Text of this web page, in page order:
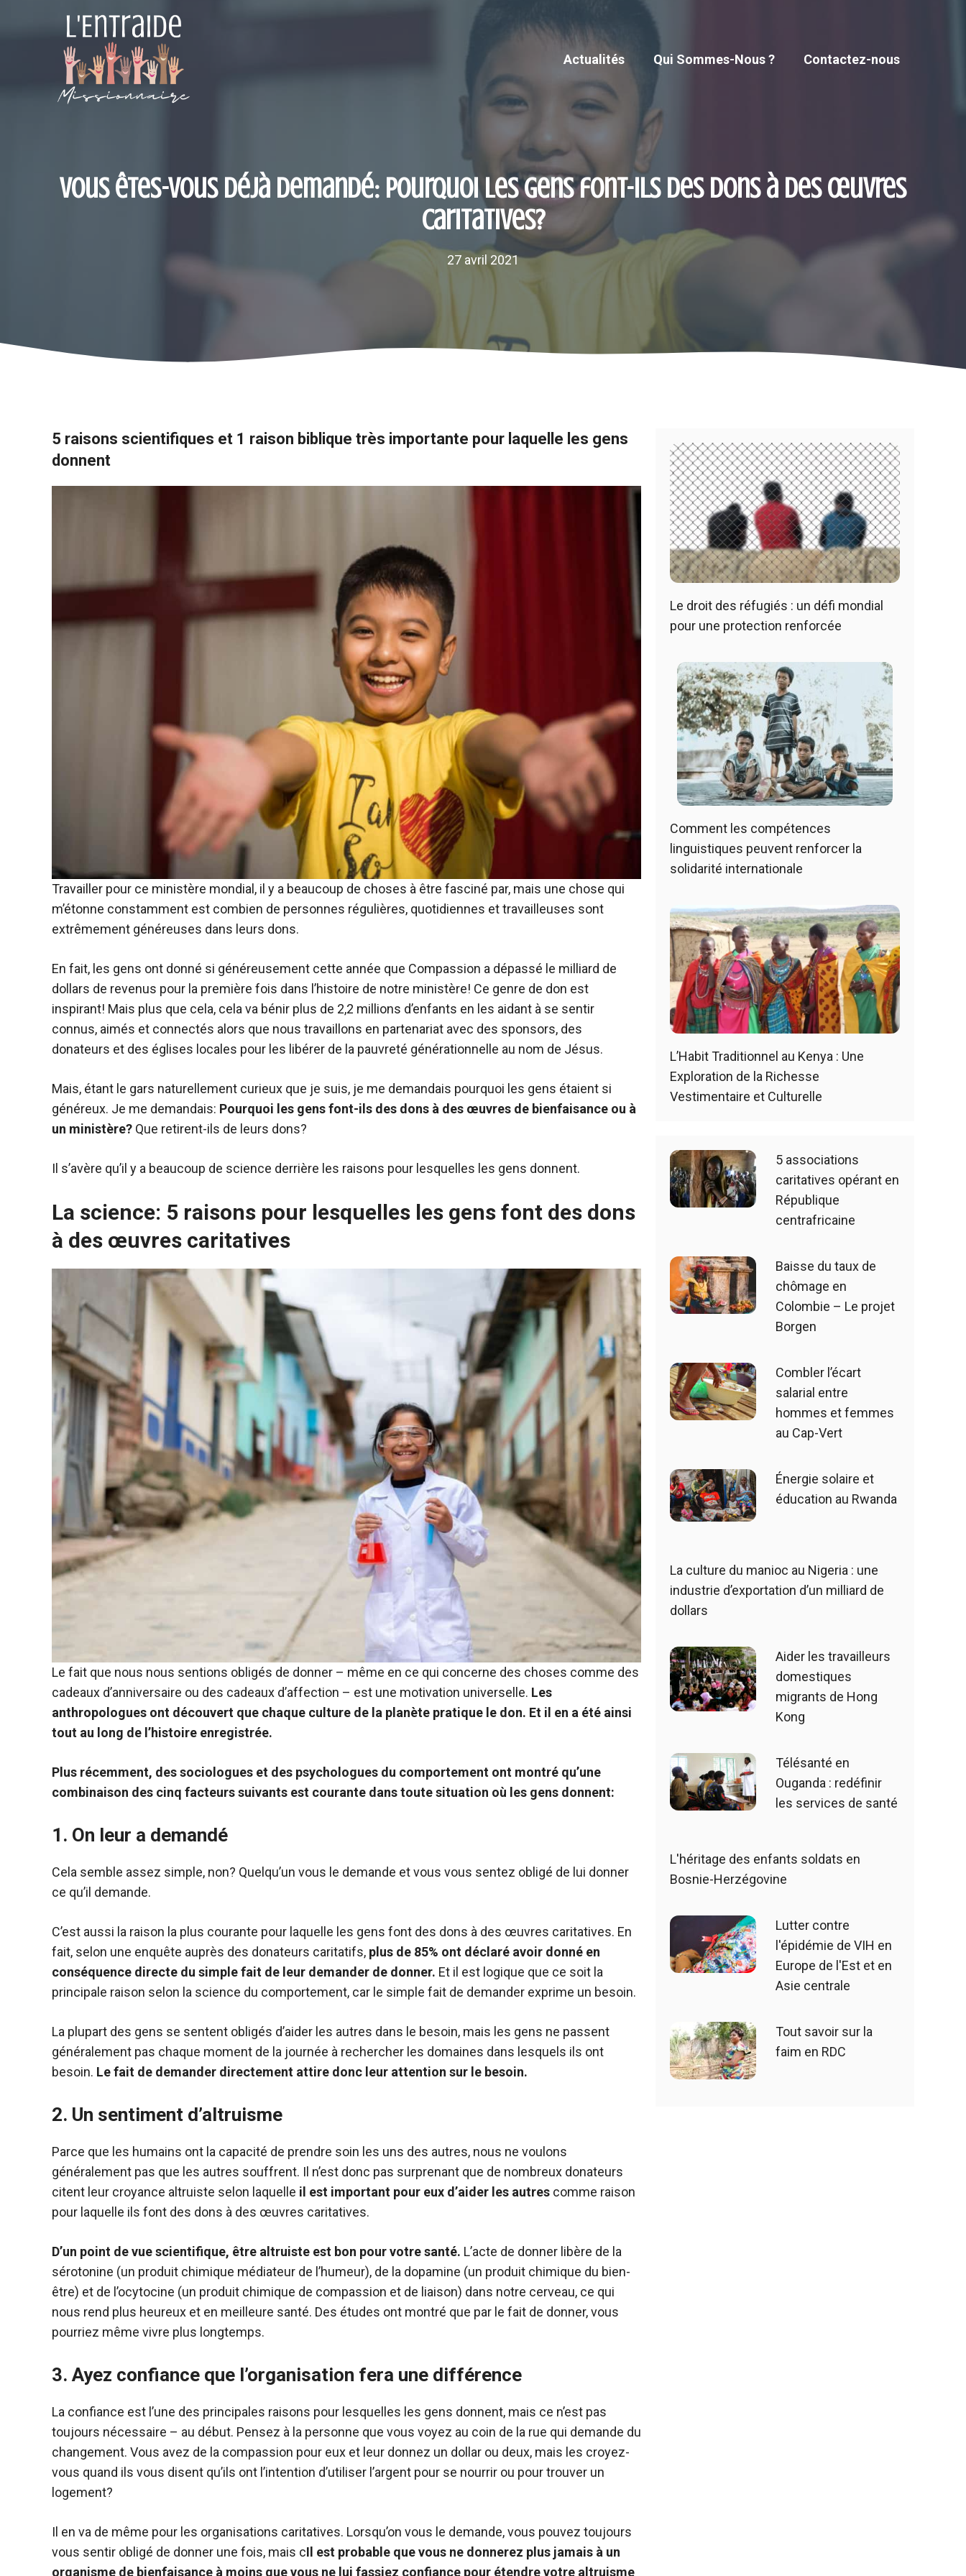
Actualités Qui Sommes-Nous ? Contactez-nous
Vous êtes-vous déjà demandé: pourquoi les gens font-ils des dons à des œuvres
caritatives?
27 avril 2021
5 raisons scientifiques et 1 raison biblique très importante pour laquelle les gens
donnent
Travailler pour ce ministère mondial, il y a beaucoup de choses à être fasciné par, mais une chose qui
m’étonne constamment est combien de personnes régulières, quotidiennes et travailleuses sont
extrêmement généreuses dans leurs dons.
En fait, les gens ont donné si généreusement cette année que Compassion a dépassé le milliard de
dollars de revenus pour la première fois dans l’histoire de notre ministère! Ce genre de don est
inspirant! Mais plus que cela, cela va bénir plus de 2,2 millions d’enfants en les aidant à se sentir
connus, aimés et connectés alors que nous travaillons en partenariat avec des sponsors, des
donateurs et des églises locales pour les libérer de la pauvreté générationnelle au nom de Jésus.
Mais, étant le gars naturellement curieux que je suis, je me demandais pourquoi les gens étaient si
généreux. Je me demandais: Pourquoi les gens font-ils des dons à des œuvres de bienfaisance ou à
un ministère? Que retirent-ils de leurs dons?
Il s’avère qu’il y a beaucoup de science derrière les raisons pour lesquelles les gens donnent.
La science: 5 raisons pour lesquelles les gens font des dons
à des œuvres caritatives
Le fait que nous nous sentions obligés de donner – même en ce qui concerne des choses comme des
cadeaux d’anniversaire ou des cadeaux d’affection – est une motivation universelle. Les
anthropologues ont découvert que chaque culture de la planète pratique le don. Et il en a été ainsi
tout au long de l’histoire enregistrée.
Plus récemment, des sociologues et des psychologues du comportement ont montré qu’une
combinaison des cinq facteurs suivants est courante dans toute situation où les gens donnent:
1. On leur a demandé
Cela semble assez simple, non? Quelqu’un vous le demande et vous vous sentez obligé de lui donner
ce qu’il demande.
C’est aussi la raison la plus courante pour laquelle les gens font des dons à des œuvres caritatives. En
fait, selon une enquête auprès des donateurs caritatifs, plus de 85% ont déclaré avoir donné en
conséquence directe du simple fait de leur demander de donner. Et il est logique que ce soit la
principale raison selon la science du comportement, car le simple fait de demander exprime un besoin.
La plupart des gens se sentent obligés d’aider les autres dans le besoin, mais les gens ne passent
généralement pas chaque moment de la journée à rechercher les domaines dans lesquels ils ont
besoin. Le fait de demander directement attire donc leur attention sur le besoin.
2. Un sentiment d’altruisme
Parce que les humains ont la capacité de prendre soin les uns des autres, nous ne voulons
généralement pas que les autres souffrent. Il n’est donc pas surprenant que de nombreux donateurs
citent leur croyance altruiste selon laquelle il est important pour eux d’aider les autres comme raison
pour laquelle ils font des dons à des œuvres caritatives.
D’un point de vue scientifique, être altruiste est bon pour votre santé. L’acte de donner libère de la
sérotonine (un produit chimique médiateur de l’humeur), de la dopamine (un produit chimique du bien-
être) et de l’ocytocine (un produit chimique de compassion et de liaison) dans notre cerveau, ce qui
nous rend plus heureux et en meilleure santé. Des études ont montré que par le fait de donner, vous
pourriez même vivre plus longtemps.
3. Ayez confiance que l’organisation fera une différence
La confiance est l’une des principales raisons pour lesquelles les gens donnent, mais ce n’est pas
toujours nécessaire – au début. Pensez à la personne que vous voyez au coin de la rue qui demande du
changement. Vous avez de la compassion pour eux et leur donnez un dollar ou deux, mais les croyez-
vous quand ils vous disent qu’ils ont l’intention d’utiliser l’argent pour se nourrir ou pour trouver un
logement?
Il en va de même pour les organisations caritatives. Lorsqu’on vous le demande, vous pouvez toujours
vous sentir obligé de donner une fois, mais cIl est probable que vous ne donnerez plus jamais à un
organisme de bienfaisance à moins que vous ne lui fassiez confiance pour étendre votre altruisme
Le droit des réfugiés : un défi mondial
pour une protection renforcée
Comment les compétences
linguistiques peuvent renforcer la
solidarité internationale
L’Habit Traditionnel au Kenya : Une
Exploration de la Richesse
Vestimentaire et Culturelle
5 associations
caritatives opérant en
République
centrafricaine
Baisse du taux de
chômage en
Colombie – Le projet
Borgen
Combler l’écart
salarial entre
hommes et femmes
au Cap-Vert
Énergie solaire et
éducation au Rwanda
La culture du manioc au Nigeria : une
industrie d’exportation d’un milliard de
dollars
Aider les travailleurs
domestiques
migrants de Hong
Kong
Télésanté en
Ouganda : redéfinir
les services de santé
L'héritage des enfants soldats en
Bosnie-Herzégovine
Lutter contre
l'épidémie de VIH en
Europe de l'Est et en
Asie centrale
Tout savoir sur la
faim en RDC